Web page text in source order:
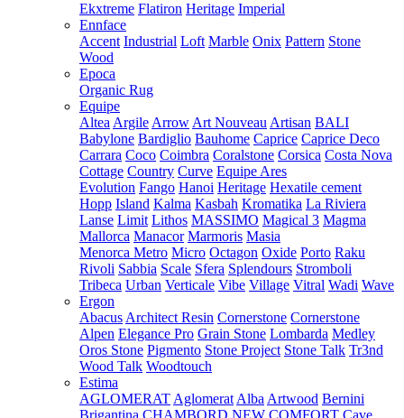
Ekxtreme Flatiron Heritage Imperial
Ennface
Accent Industrial Loft Marble Onix Pattern Stone
Wood
Epoca
Organic Rug
Equipe
Altea Argile Arrow Art Nouveau Artisan BALI
Babylone Bardiglio Bauhome Caprice Caprice Deco
Carrara Coco Coimbra Coralstone Corsica Costa Nova
Cottage Country Curve Equipe Ares
Evolution Fango Hanoi Heritage Hexatile cement
Hopp Island Kalma Kasbah Kromatika La Riviera
Lanse Limit Lithos MASSIMO Magical 3 Magma
Mallorca Manacor Marmoris Masia
Menorca Metro Micro Octagon Oxide Porto Raku
Rivoli Sabbia Scale Sfera Splendours Stromboli
Tribeca Urban Verticale Vibe Village Vitral Wadi Wave
Ergon
Abacus Architect Resin Cornerstone Cornerstone
Alpen Elegance Pro Grain Stone Lombarda Medley
Oros Stone Pigmento Stone Project Stone Talk Tr3nd
Wood Talk Woodtouch
Estima
AGLOMERAT Aglomerat Alba Artwood Bernini